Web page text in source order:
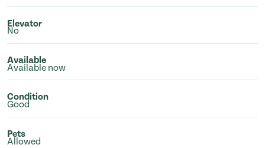
Elevator
No
Available
Available now
Condition
Good
Pets
Allowed